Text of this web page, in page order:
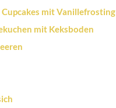
Cupcakes mit Vanillefrosting
mit Keksboden